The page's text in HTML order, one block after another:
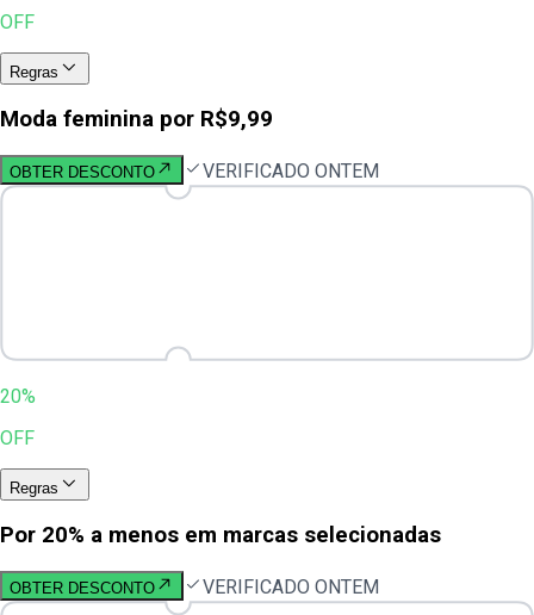
OFF
Regras
Moda feminina por R$9,99
OBTER DESCONTO VERIFICADO ONTEM
20%
OFF
Regras
Por 20% a menos em marcas selecionadas
OBTER DESCONTO VERIFICADO ONTEM